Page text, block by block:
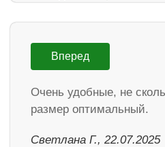
Вперед
Очень удобные, не
размер оптимальный.
Светлана Г., 22.07.2025